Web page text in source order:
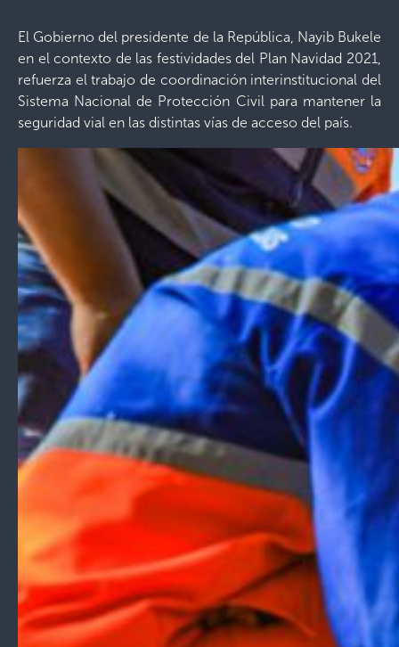
El Gobierno del presidente de la República, Nayib Bukele
en el contexto de las festividades del Plan Navidad 2021,
refuerza el trabajo de coordinación interinstitucional del
Sistema Nacional de Protección Civil para mantener la
seguridad vial en las distintas vías de acceso del país.